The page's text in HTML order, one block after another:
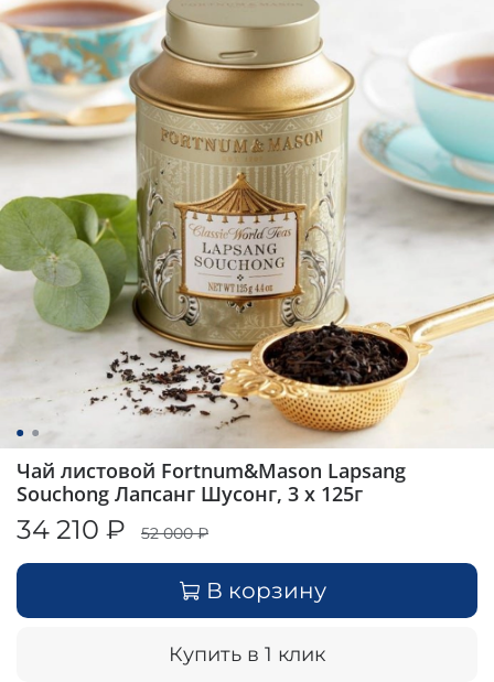
Чай листовой Fortnum&Mason Lapsang
Souchong Лапсанг Шусонг, 3 x 125г
34 210 ₽ 52 000 ₽
В корзину
Купить в 1 клик